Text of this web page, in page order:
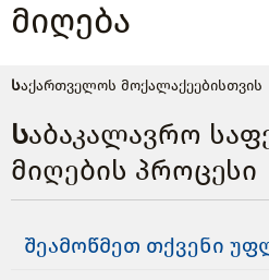
მიღება
Საქართველოს მოქალაქეებისთვის
Საბაკალავრო
მიღების პროცესი
შეამოწმეთ თქვენი